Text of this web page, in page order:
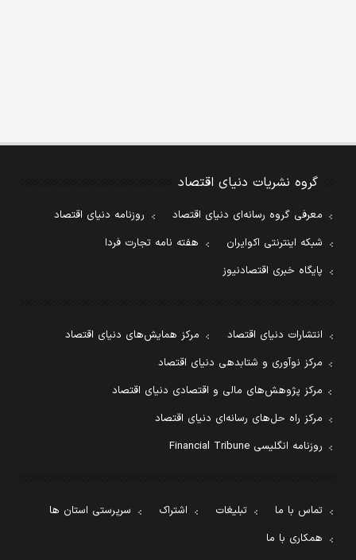
گروه نشریات دنیای اقتصاد
معرفی گروه رسانه‌ای دنیای اقتصاد
روزنامه دنیای اقتصاد
شبکه اینترنتی اکوایران
هفته نامه تجارت فردا
پایگاه خبری اقتصادنیوز
انتشارات دنیای اقتصاد
مرکز همایش‌های دنیای اقتصاد
مرکز نوآوری و شتابدهی دنیای اقتصاد
مرکز پژوهش‌های مالی و اقتصادی دنیای اقتصاد
مرکز راه حل‌های رسانه‌ای دنیای اقتصاد
روزنامه انگلیسی Financial Tribune
تماس با ما تبلیغات اشتراک
سرپرستی استان ها
همکاری با ما